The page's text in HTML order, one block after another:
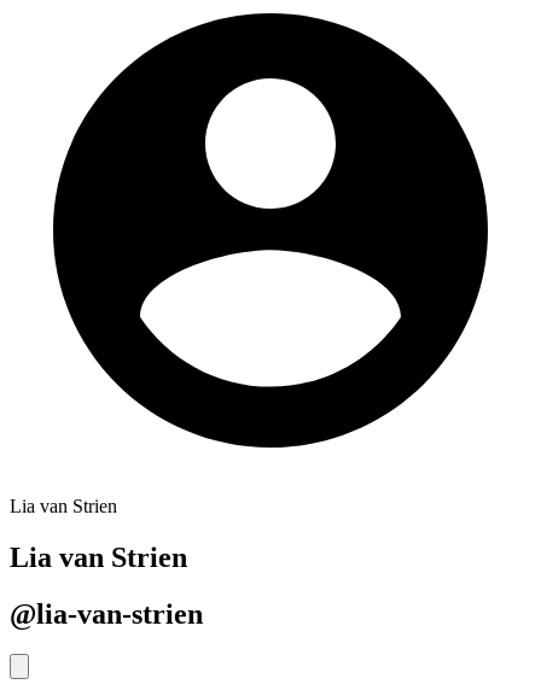
Lia van Strien
Lia van Strien
@lia-van-strien